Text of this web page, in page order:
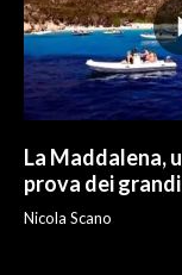
La Maddalena,
prova dei
Nicola Scano